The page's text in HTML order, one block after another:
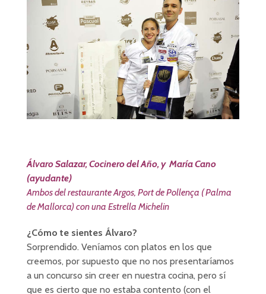
Álvaro Salazar, Cocinero del Año, y María Cano
(ayudante)
Ambos del restaurante Argos, Port de Pollença ( Palma
de Mallorca) con una Estrella Michelin
¿Cómo te sientes Álvaro?
Sorprendido. Veníamos con platos en los que
creemos, por supuesto que no nos presentaríamos
a un concurso sin creer en nuestra cocina, pero sí
que es cierto que no estaba contento (con el